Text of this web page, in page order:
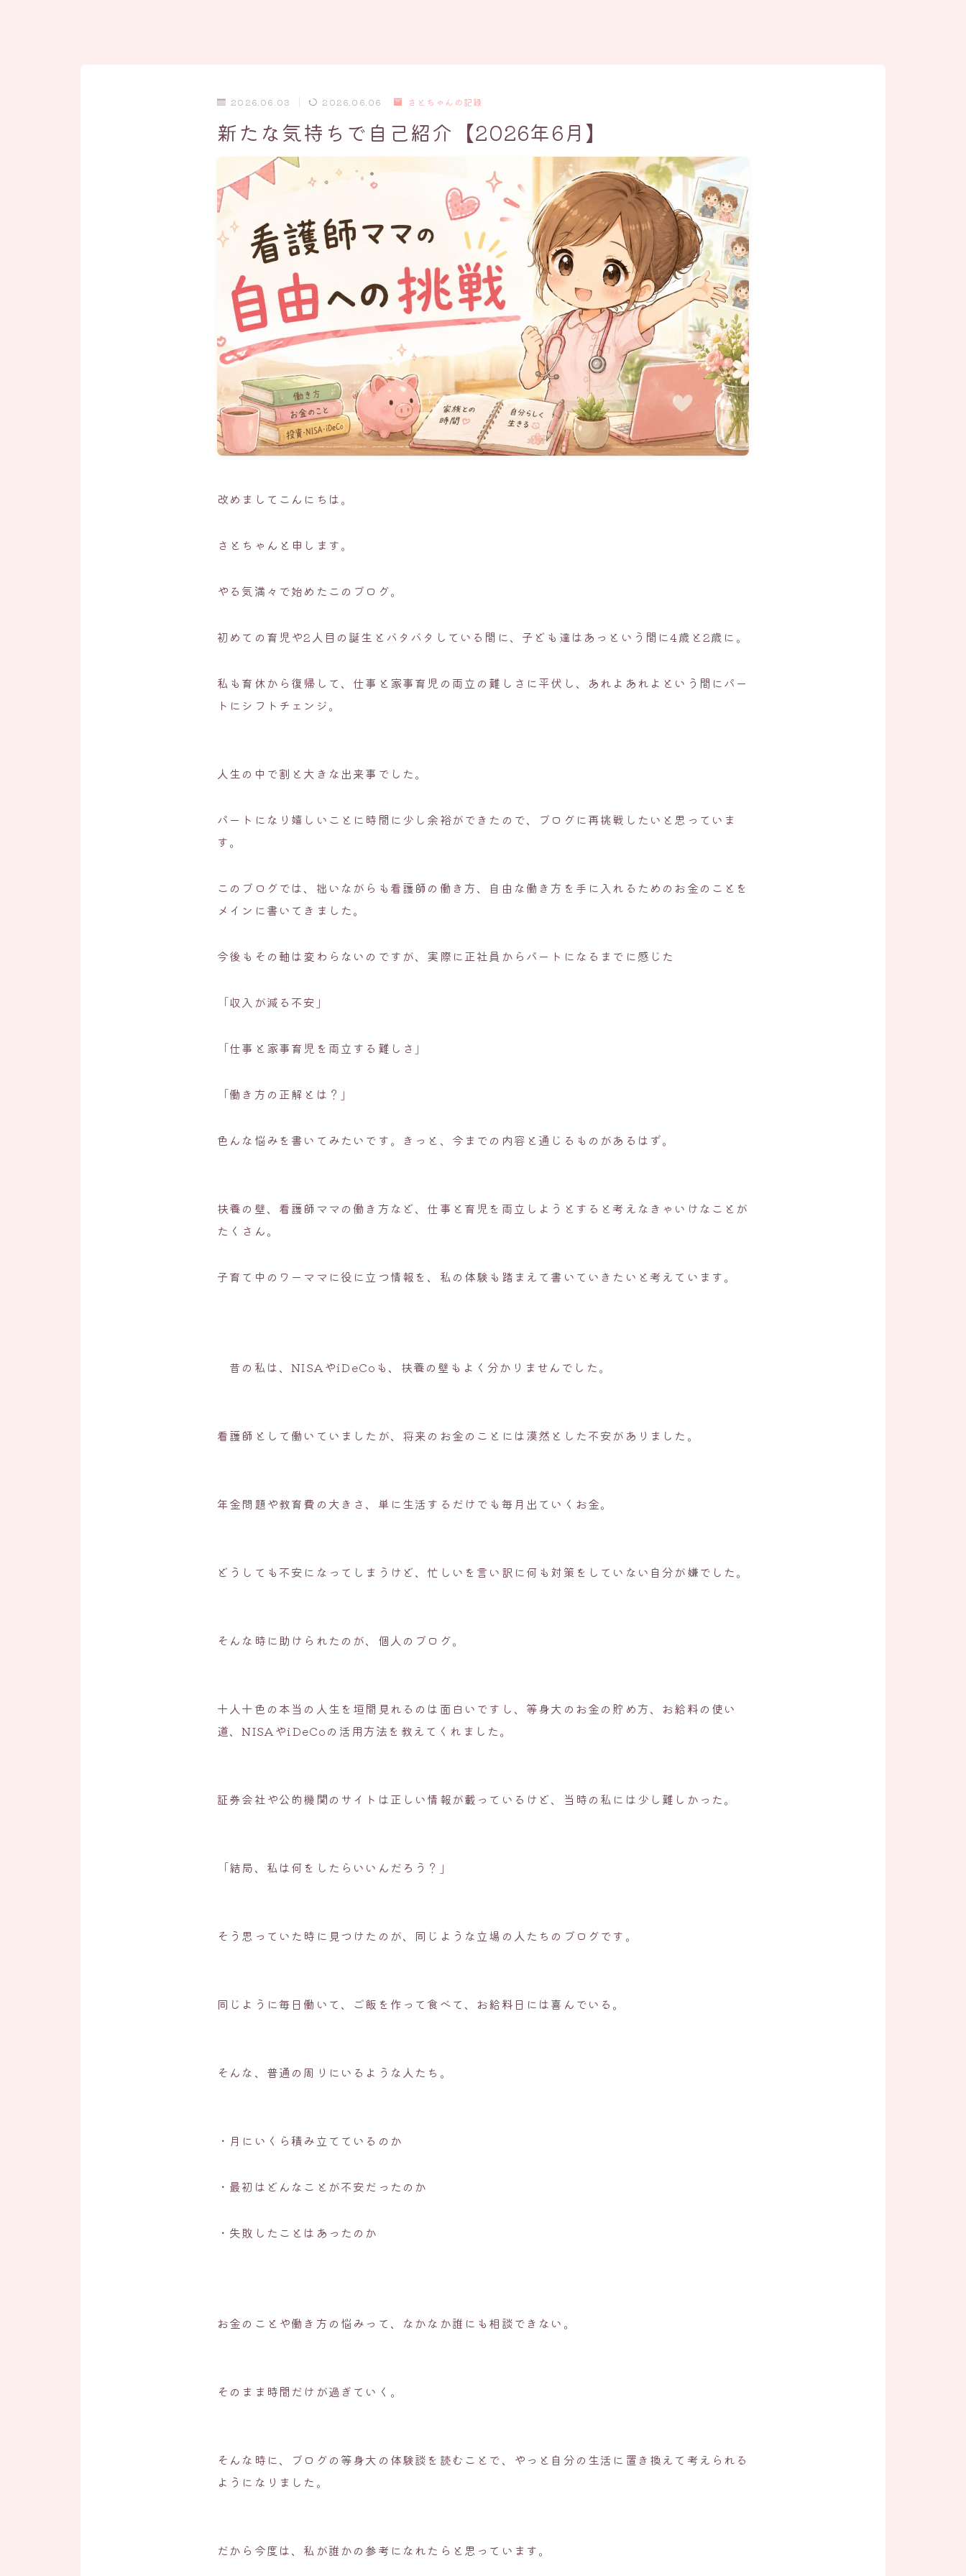
2026.06.03 2026.06.06 さとちゃんの記録
新たな気持ちで自己紹介【2026年6月】
改めましてこんにちは。
さとちゃんと申します。
やる気満々で始めたこのブログ。
初めての育児や2人目の誕生とバタバタしている間に、子ども達はあっという間に4歳と2歳に。
私も育休から復帰して、仕事と家事育児の両立の難しさに平伏し、あれよあれよという間にパー
トにシフトチェンジ。
人生の中で割と大きな出来事でした。
パートになり嬉しいことに時間に少し余裕ができたので、ブログに再挑戦したいと思っていま
す。
このブログでは、拙いながらも看護師の働き方、自由な働き方を手に入れるためのお金のことを
メインに書いてきました。
今後もその軸は変わらないのですが、実際に正社員からパートになるまでに感じた
「収入が減る不安」
「仕事と家事育児を両立する難しさ」
「働き方の正解とは？」
色んな悩みを書いてみたいです。きっと、今までの内容と通じるものがあるはず。
扶養の壁、看護師ママの働き方など、仕事と育児を両立しようとすると考えなきゃいけなことが
たくさん。
子育て中のワーママに役に立つ情報を、私の体験も踏まえて書いていきたいと考えています。
昔の私は、NISAやiDeCoも、扶養の壁もよく分かりませんでした。
看護師として働いていましたが、将来のお金のことには漠然とした不安がありました。
年金問題や教育費の大きさ、単に生活するだけでも毎月出ていくお金。
どうしても不安になってしまうけど、忙しいを言い訳に何も対策をしていない自分が嫌でした。
そんな時に助けられたのが、個人のブログ。
十人十色の本当の人生を垣間見れるのは面白いですし、等身大のお金の貯め方、お給料の使い
道、NISAやiDeCoの活用方法を教えてくれました。
証券会社や公的機関のサイトは正しい情報が載っているけど、当時の私には少し難しかった。
「結局、私は何をしたらいいんだろう？」
そう思っていた時に見つけたのが、同じような立場の人たちのブログです。
同じように毎日働いて、ご飯を作って食べて、お給料日には喜んでいる。
そんな、普通の周りにいるような人たち。
・月にいくら積み立てているのか
・最初はどんなことが不安だったのか
・失敗したことはあったのか
お金のことや働き方の悩みって、なかなか誰にも相談できない。
そのまま時間だけが過ぎていく。
そんな時に、ブログの等身大の体験談を読むことで、やっと自分の生活に置き換えて考えられる
ようになりました。
だから今度は、私が誰かの参考になれたらと思っています。